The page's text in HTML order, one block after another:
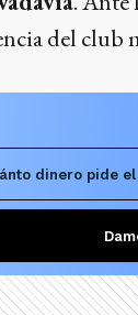
del club
dinero pide